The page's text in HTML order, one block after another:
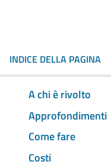
INDICE DELLA PAGINA
A chi è rivolto
Approfondimenti
Come fare
Costi